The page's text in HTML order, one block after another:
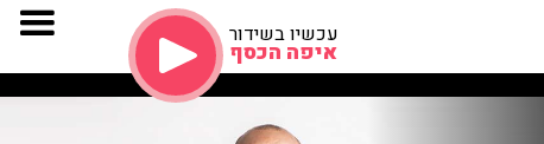
עכשיו בשידור
איפה הכסף